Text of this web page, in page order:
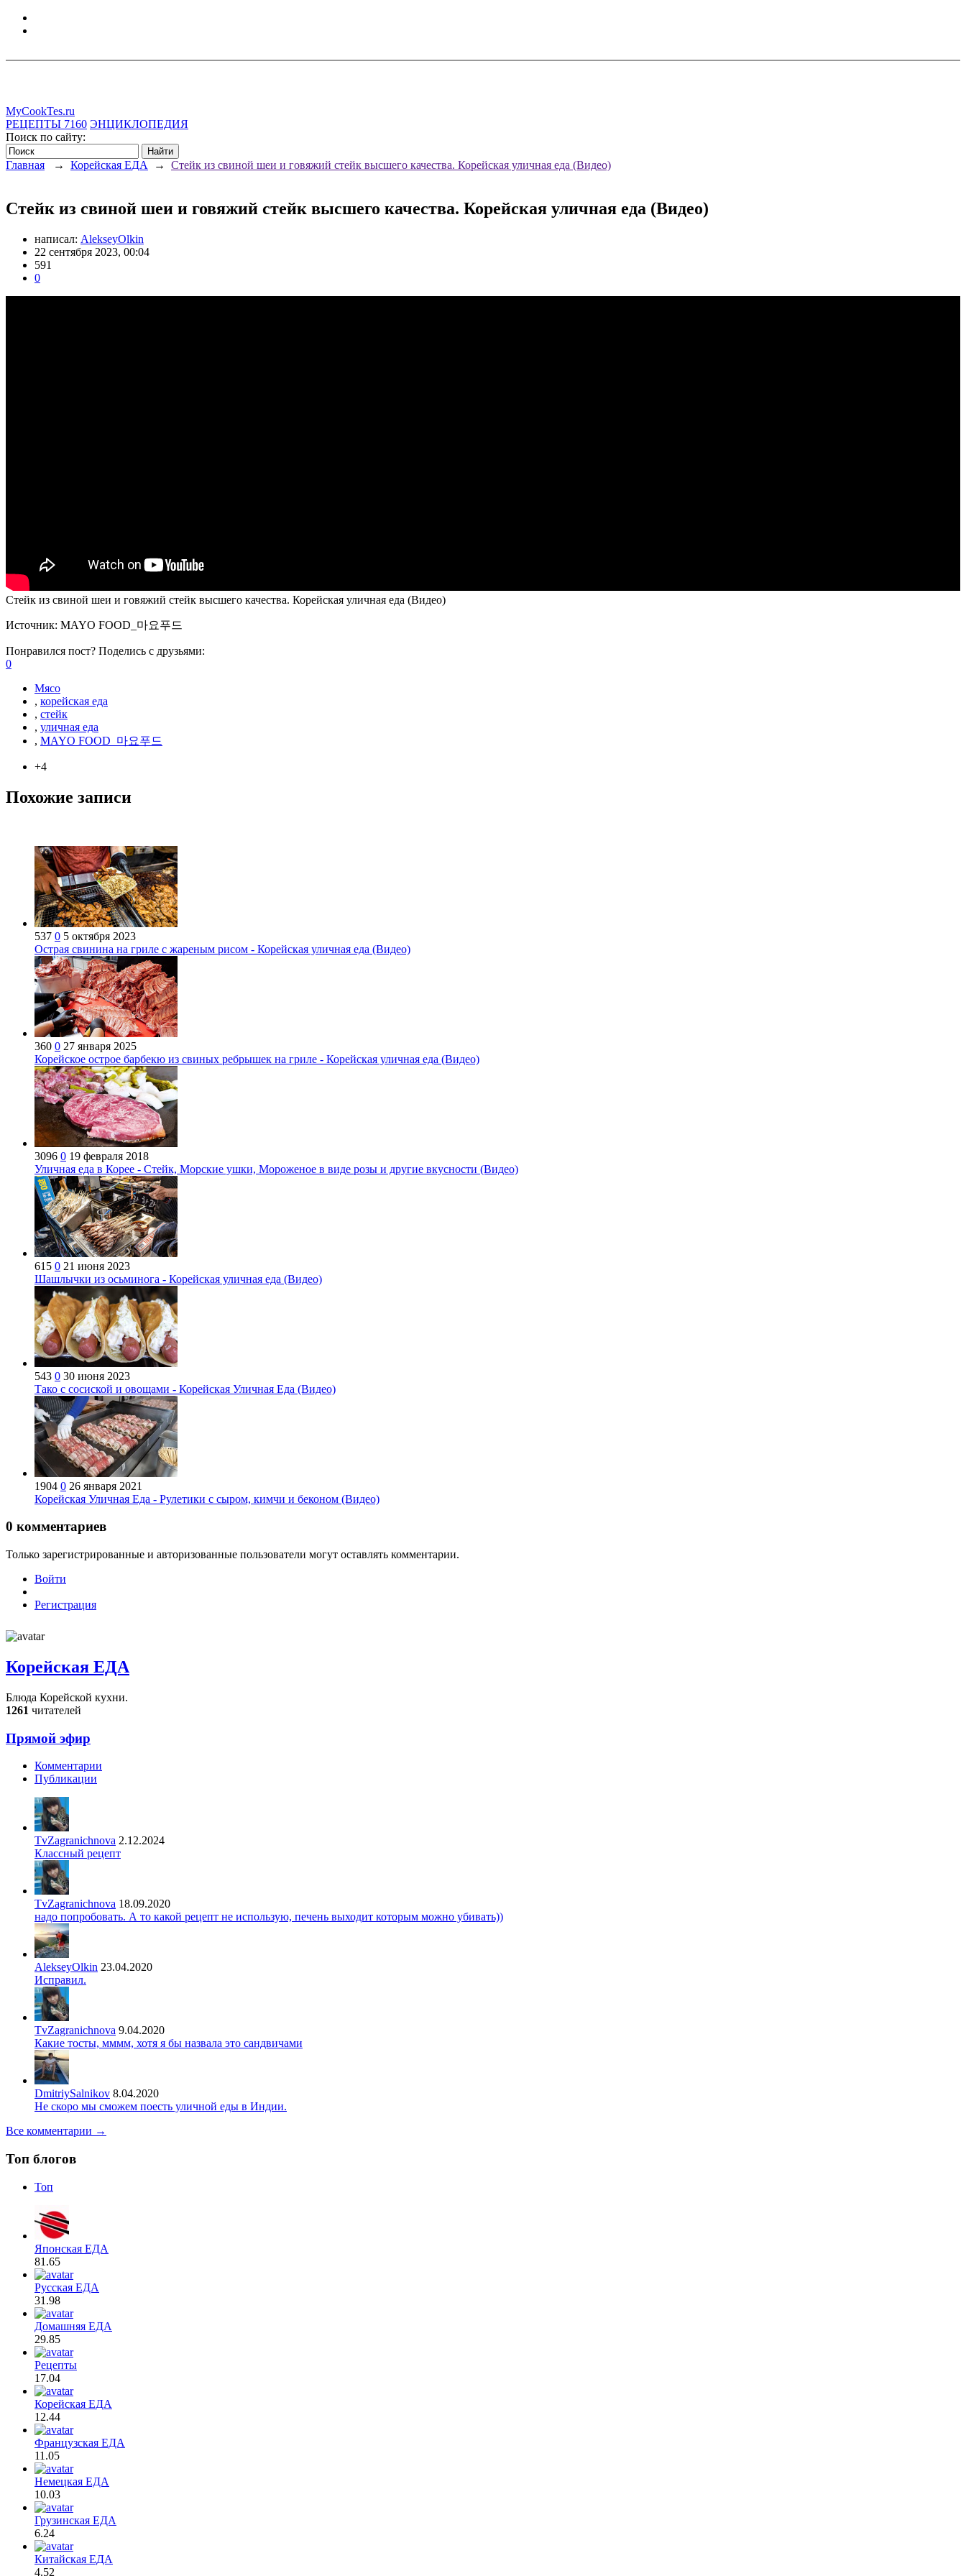
MyCookTes.ru
РЕЦЕПТЫ 7160 ЭНЦИКЛОПЕДИЯ
Поиск по сайту:
Главная → Корейская ЕДА → Стейк из свиной шеи и говяжий стейк высшего качества. Корейская уличная еда (Видео)
Стейк из свиной шеи и говяжий стейк высшего качества. Корейская уличная еда (Видео)
написал: AlekseyOlkin
22 сентября 2023, 00:04
591
0
Стейк из свиной шеи и говяжий стейк высшего качества. Корейская уличная еда (Видео)
Источник: MAYO FOOD_마요푸드
Понравился пост? Поделись с друзьями:
0
Мясо
, корейская еда
, стейк
, уличная еда
, MAYO FOOD_마요푸드
+4
Похожие записи
537 0 5 октября 2023
Острая свинина на гриле с жареным рисом - Корейская уличная еда (Видео)
360 0 27 января 2025
Корейское острое барбекю из свиных ребрышек на гриле - Корейская уличная еда (Видео)
3096 0 19 февраля 2018
Уличная еда в Корее - Стейк, Морские ушки, Мороженое в виде розы и другие вкусности (Видео)
615 0 21 июня 2023
Шашлычки из осьминога - Корейская уличная еда (Видео)
543 0 30 июня 2023
Тако с сосиской и овощами - Корейская Уличная Еда (Видео)
1904 0 26 января 2021
Корейская Уличная Еда - Рулетики с сыром, кимчи и беконом (Видео)
0 комментариев
Только зарегистрированные и авторизованные пользователи могут оставлять комментарии.
Войти
Регистрация
Корейская ЕДА
Блюда Корейской кухни.
1261 читателей
Прямой эфир
Комментарии
Публикации
TvZagranichnova 2.12.2024
Классный рецепт
TvZagranichnova 18.09.2020
надо попробовать. А то какой рецепт не использую, печень выходит которым можно убивать))
AlekseyOlkin 23.04.2020
Исправил.
TvZagranichnova 9.04.2020
Какие тосты, мммм, хотя я бы назвала это сандвичами
DmitriySalnikov 8.04.2020
Не скоро мы сможем поесть уличной еды в Индии.
Все комментарии →
Топ блогов
Топ
Японская ЕДА
81.65
Русская ЕДА
31.98
Домашняя ЕДА
29.85
Рецепты
17.04
Корейская ЕДА
12.44
Французская ЕДА
11.05
Немецкая ЕДА
10.03
Грузинская ЕДА
6.24
Китайская ЕДА
4.52